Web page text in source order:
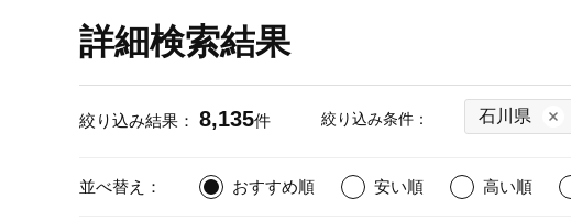
詳細検索結果
絞り込み結果： 8,135件 絞り込み条件： 石川県
並べ替え： おすすめ順 安い順 高い順